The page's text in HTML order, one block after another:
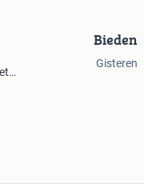
Bieden
Gisteren